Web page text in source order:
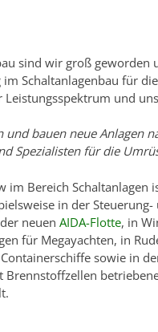
sind wir groß geworden
im Schaltanlagenbau für
Leistungsspektrum und
und bauen neue Anlagen
Spezialisten für die
im Bereich Schaltanlagen
in der
neuen AIDA-Flotte, in
für Megayachten, in
sowie in
Brennstoffzellen